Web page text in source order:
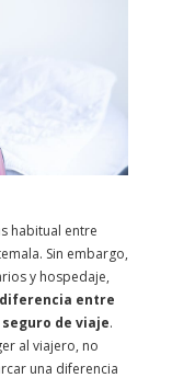
habitual entre
Sin embargo,
y hospedaje,
diferencia entre
de viaje.
al viajero, no
una diferencia